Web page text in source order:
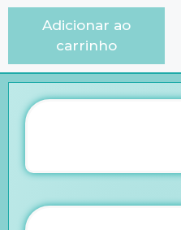
Adicionar ao
carrinho